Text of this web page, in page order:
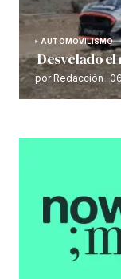
AUTOMOVILISMO
Desvelado el
por Redacción